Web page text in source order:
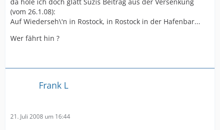
(vom 26.1.08):
Auf Wiederseh\'n in Rostock, in Rostock in der Hafenbar...
Wer fährt hin ?
Frank L
21. Juli 2008 um 16:44